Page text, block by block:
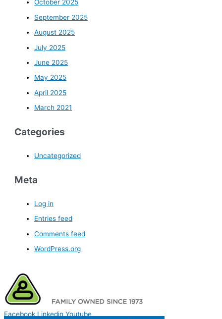
October 2025
September 2025
August 2025
July 2025
June 2025
May 2025
April 2025
March 2021
Categories
Uncategorized
Meta
Log in
Entries feed
Comments feed
WordPress.org
Facebook Linkedin Youtube